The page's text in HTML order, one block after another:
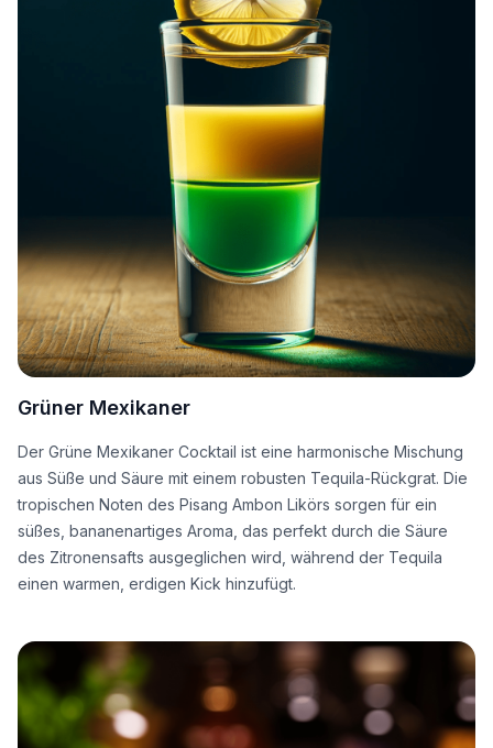
Grüner Mexikaner
Der Grüne Mexikaner Cocktail ist eine harmonische Mischung
aus Süße und Säure mit einem robusten Tequila-Rückgrat. Die
tropischen Noten des Pisang Ambon Likörs sorgen für ein
süßes, bananenartiges Aroma, das perfekt durch die Säure
des Zitronensafts ausgeglichen wird, während der Tequila
einen warmen, erdigen Kick hinzufügt.